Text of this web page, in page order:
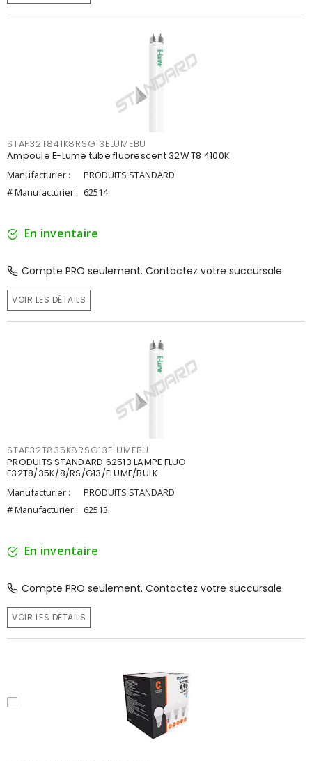
STAF32T841K8RSG13ELUMEBU
Ampoule E-Lume tube fluorescent 32W T8 4100K
Manufacturier :
PRODUITS STANDARD
# Manufacturier : 62514
En inventaire
Compte PRO seulement. Contactez votre succursale
VOIR LES DÉTAILS
STAF32T835K8RSG13ELUMEBU
PRODUITS STANDARD 62513 LAMPE FLUO
F32T8/35K/8/RS/G13/ELUME/BULK
Manufacturier :
PRODUITS STANDARD
# Manufacturier : 62513
En inventaire
Compte PRO seulement. Contactez votre succursale
VOIR LES DÉTAILS